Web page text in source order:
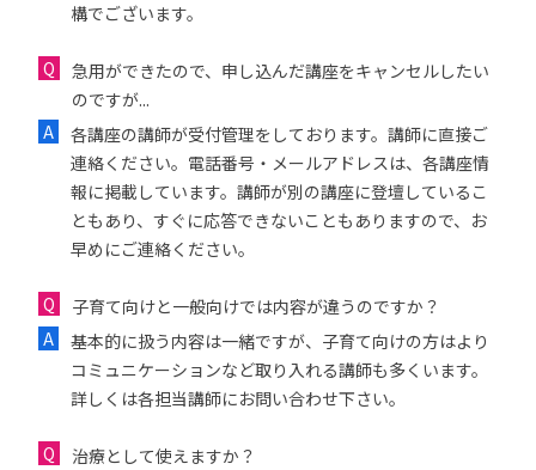
構でございます。
急用ができたので、申し込んだ講座をキャンセルしたい
のですが...
各講座の講師が受付管理をしております。講師に直接ご
連絡ください。電話番号・メールアドレスは、各講座情
報に掲載しています。講師が別の講座に登壇しているこ
ともあり、すぐに応答できないこともありますので、お
早めにご連絡ください。
子育て向けと一般向けでは内容が違うのですか？
基本的に扱う内容は一緒ですが、子育て向けの方はより
コミュニケーションなど取り入れる講師も多くいます。
詳しくは各担当講師にお問い合わせ下さい。
治療として使えますか？